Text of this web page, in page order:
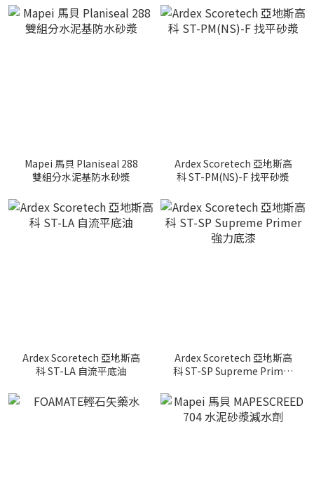
Mapei 馬貝 Planiseal 288
雙組分水泥基防水砂漿
Ardex Scoretech 亞地斯高
科 ST-PM(NS)-F 找平砂漿
Ardex Scoretech 亞地斯高
科 ST-LA 自流平底油
Ardex Scoretech 亞地斯高
科 ST-SP Supreme Primer